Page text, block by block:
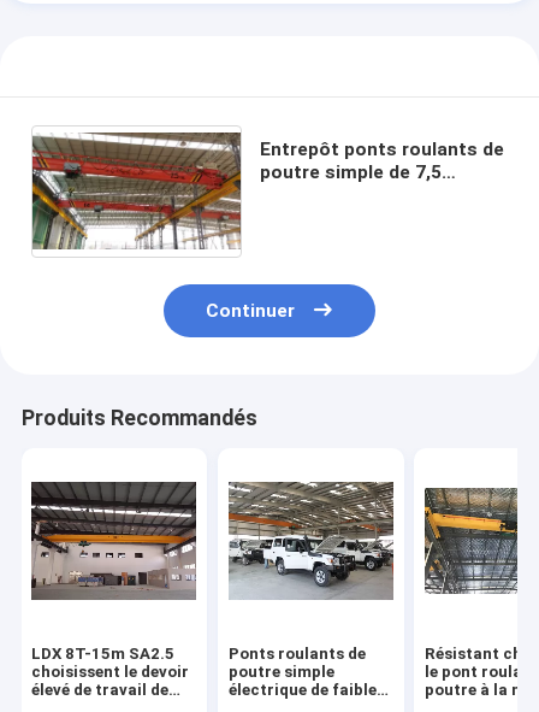
Entrepôt ponts roulants de
poutre simple de 7,5
Continuer
Produits Recommandés
LDX 8T-15m SA2.5
choisissent le devoir
élevé de travail de
Ponts roulants de
poutre simple
électrique de faible
Résistant
le pont
poutre à la